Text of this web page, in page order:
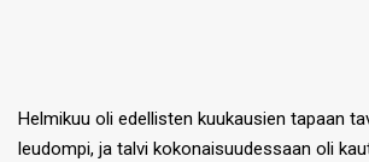
Helmikuu oli edellisten kuukausien tapaan
leudompi, ja talvi kokonaisuudessaan oli